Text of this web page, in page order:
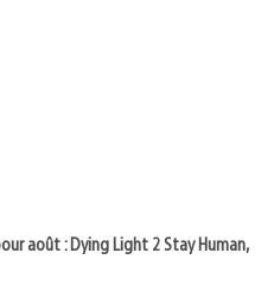
août : Dying Light 2 Stay Human,